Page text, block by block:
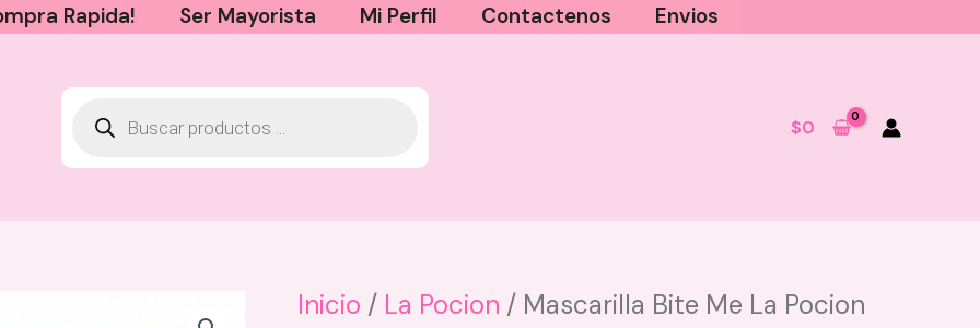
Rapida! Ser Mayorista Mi Perfil Contactenos Envios
$0
Inicio / La Pocion / Mascarilla Bite Me La Pocion